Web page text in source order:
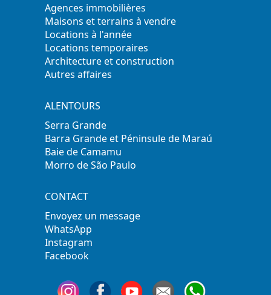
Agences immobilières
Maisons et terrains à vendre
Locations à l'année
Locations temporaires
Architecture et construction
Autres affaires
ALENTOURS
Serra Grande
Barra Grande et Péninsule de Maraú
Baie de Camamu
Morro de São Paulo
CONTACT
Envoyez un message
WhatsApp
Instagram
Facebook